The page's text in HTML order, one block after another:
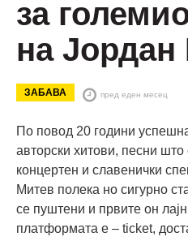
за
на
ЗАБАВА пред еден месец
По повод 20 години
авторски хитови, песни
концертен и славенички
Митев полека но сигурно
се пуштени и првите он
платформата e – ticket,